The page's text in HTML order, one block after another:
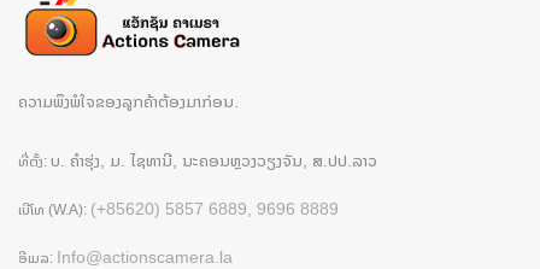
ຄວາມພຶງພໍໃຈຂອງລູກຄ້າຕ້ອງມາກ່ອນ.
ທີ່ຕັ້ງ: ບ. ຄຳຮຸ່ງ, ມ. ໄຊທານີ, ນະຄອນຫຼວງວຽງຈັນ, ສ.ປປ.ລາວ
ເບີໂທ (W.A): (+85620) 5857 6889, 9696 8889
ອີເມລ: Info@actionscamera.la